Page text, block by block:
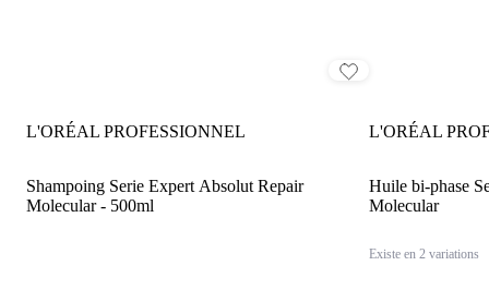
L'ORÉAL PROFESSIONNEL
Shampoing Serie Expert Absolut Repair
Molecular - 500ml
L'ORÉAL
Huile bi-phase
Molecular
Existe en 2 variations